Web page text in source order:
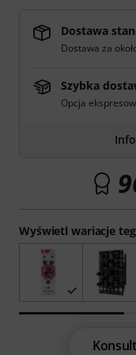
Wyświetl wariacje
Dostawa
Dostawa za
Szybka
Opcja